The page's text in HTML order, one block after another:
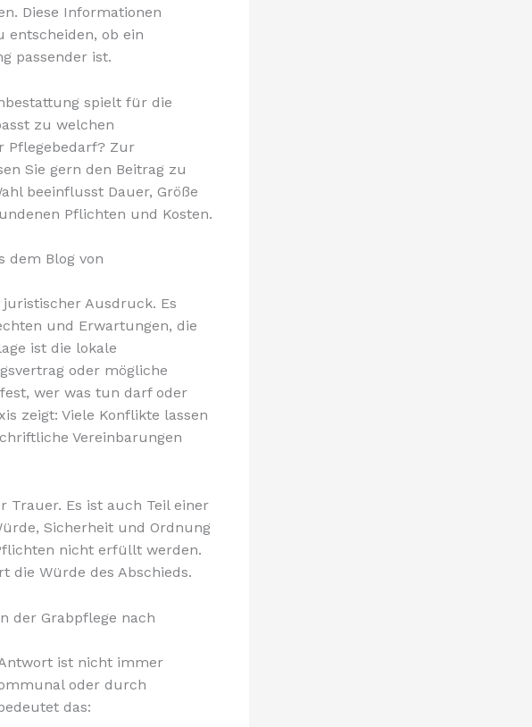
Diese Informationen
entscheiden, ob ein
passender ist.
spielt für die
zu welchen
Pflegebedarf? Zur
Sie gern den Beitrag zu
beeinflusst Dauer, Größe
Pflichten und Kosten.
dem Blog von
Ausdruck. Es
und Erwartungen, die
ist die lokale
oder mögliche
wer was tun darf oder
zeigt: Viele Konflikte lassen
Vereinbarungen
Trauer. Es ist auch Teil einer
Sicherheit und Ordnung
nicht erfüllt werden.
die Würde des Abschieds.
der Grabpflege nach
ist nicht immer
oder durch
das: